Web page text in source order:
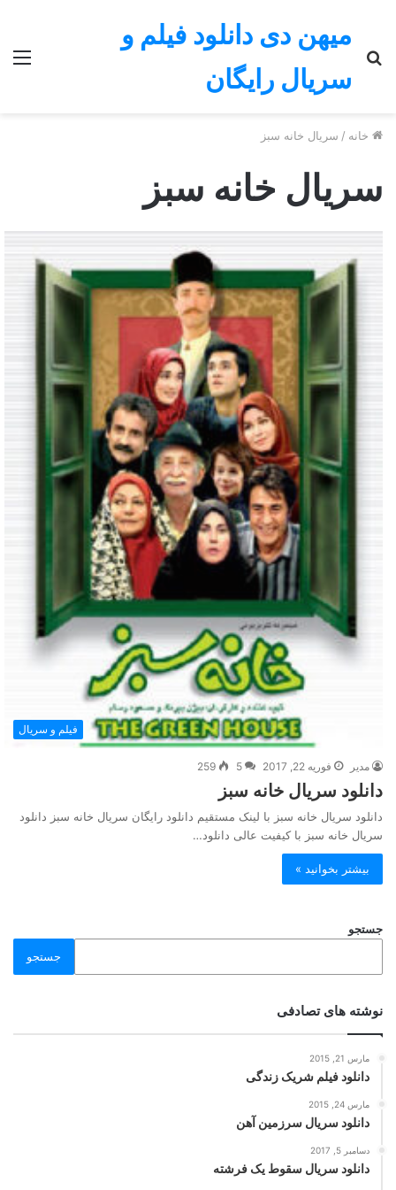
میهن دی دانلود فیلم و
سریال رایگان
جستجو
برای
خانه / سریال خانه سبز
سریال خانه سبز
فیلم و سریال
مدیر فوریه 22, 2017 5
259
دانلود سریال خانه سبز
دانلود سریال خانه سبز با لینک مستقیم دانلود رایگان سریال خانه سبز دانلود
سریال خانه سبز با کیفیت عالی دانلود…
بیشتر بخوانید »
جستجو
جستجو
نوشته های تصادفی
مارس 21, 2015
دانلود فیلم شریک زندگی
مارس 24, 2015
دانلود سریال سرزمین آهن
دسامبر 5, 2017
دانلود سریال سقوط یک فرشته